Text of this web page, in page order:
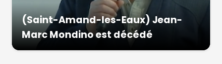
(Saint-Amand-les-Eaux) Jean-
Marc Mondino est décédé